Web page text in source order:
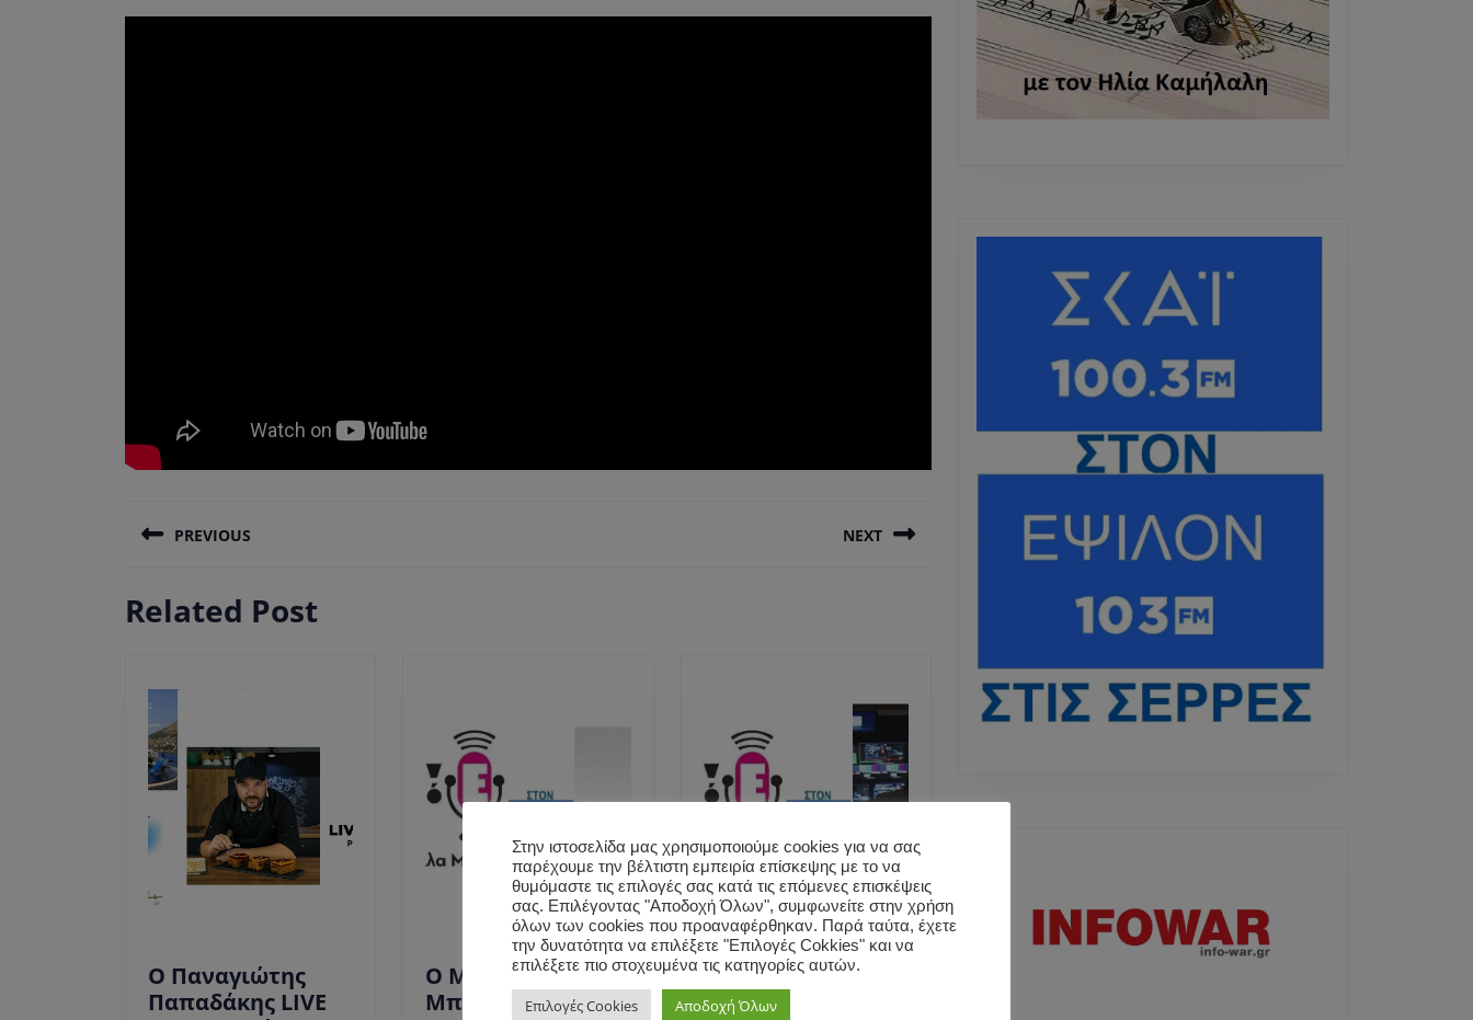
άρθρων
PREVIOUS
post:
NEXT
Related Post
Ο Παναγιώτης
Παπαδάκης LIVE
Ο Μάρκος
Μπόλαρης μίλησε
Η δημοσιογράφος
Ελένη Λαζάρου
Στην ιστοσελίδα μας χρησιμοποιούμε cookies για να σας
παρέχουμε την βέλτιστη εμπειρία επίσκεψης με το να
θυμόμαστε τις επιλογές σας κατά τις επόμενες επισκέψεις
σας. Επιλέγοντας "Αποδοχή Όλων", συμφωνείτε στην χρήση
όλων των cookies που προαναφέρθηκαν. Παρά ταύτα, έχετε
την δυνατότητα να επιλέξετε "Επιλογές Cokkies" και να
επιλέξετε πιο στοχευμένα τις κατηγορίες αυτών.
Επιλογές Cookies Αποδοχή Όλων